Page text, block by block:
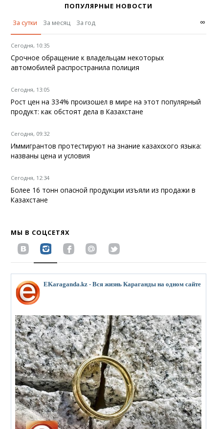
ПОПУЛЯРНЫЕ НОВОСТИ
За сутки
За месяц За год ∞
Сегодня, 10:35
Срочное обращение к владельцам некоторых
автомобилей распространила полиция
Сегодня, 13:05
Рост цен на 334% произошел в мире на этот популярный
продукт: как обстоят дела в Казахстане
Сегодня, 09:32
Иммигрантов протестируют на знание казахского языка:
названы цена и условия
Сегодня, 12:34
Более 16 тонн опасной продукции изъяли из продажи в
Казахстане
МЫ В СОЦСЕТЯХ
EKaraganda.kz - Вся жизнь Караганды на одном сайте